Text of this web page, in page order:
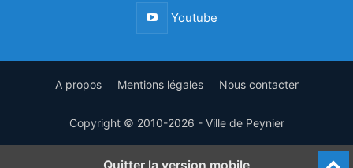
Youtube
A propos Mentions légales Nous contacter
Copyright © 2010-2026 - Ville de Peynier